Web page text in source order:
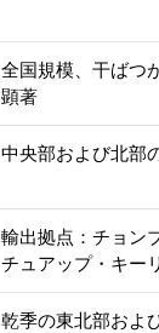
全国規模、干ばつ
顕著
中央部および北部
輸出拠点：チョン
チュアップ・キー
乾季の東北部およ